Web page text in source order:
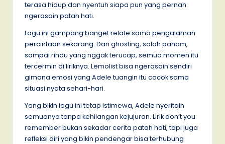
terasa hidup dan nyentuh siapa pun yang pernah
ngerasain patah hati.
Lagu ini gampang banget relate sama pengalaman
percintaan sekarang. Dari ghosting, salah paham,
sampai rindu yang nggak terucap, semua momen itu
tercermin di liriknya. Lemolist bisa ngerasain sendiri
gimana emosi yang Adele tuangin itu cocok sama
situasi nyata sehari-hari.
Yang bikin lagu ini tetap istimewa, Adele nyeritain
semuanya tanpa kehilangan kejujuran. Lirik don’t you
remember bukan sekadar cerita patah hati, tapi juga
refleksi diri yang bikin pendengar bisa terhubung